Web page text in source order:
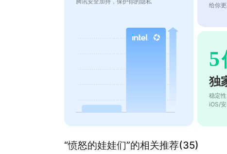
给你
5
独
稳定
iOS/
“愤怒的娃娃们”的相关推荐(35)